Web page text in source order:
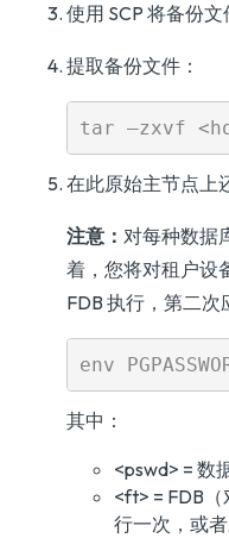
使用 SCP 将备份文
提取备份文件：
在此原始主节点上
注意： 对每种数据
着，您将对租户设
FDB 执行，第二次
其中：
<pswd> = 数
<ft> = FDB
行一次，或